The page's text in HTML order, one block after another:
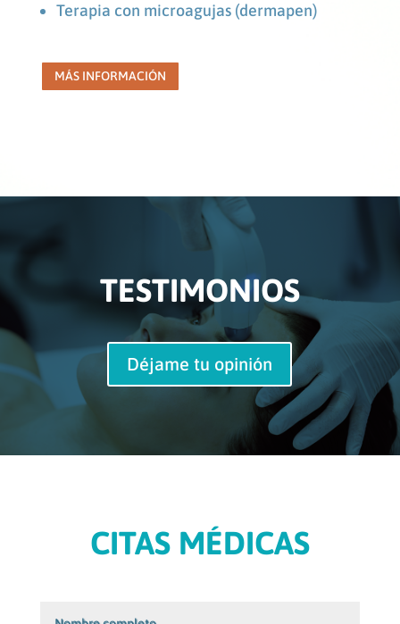
Terapia con microagujas (dermapen)
MÁS INFORMACIÓN
TESTIMONIOS
Déjame tu opinión
CITAS MÉDICAS